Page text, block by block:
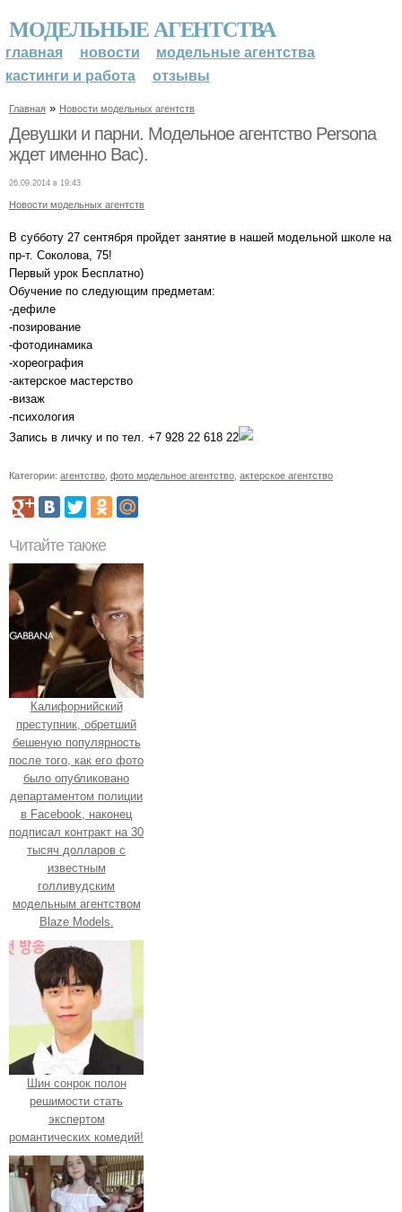
МОДЕЛЬНЫЕ АГЕНТСТВА
главная новости
модельные агентства
кастинги и работа
отзывы
Главная » Новости модельных агентств
Девушки и парни. Модельное агентство Persona
ждет именно Вас).
26.09.2014 в 19:43
Новости модельных агентств
В субботу 27 сентября пройдет занятие в нашей модельной школе на
пр-т. Соколова, 75!
Первый урок Бесплатно)
Обучение по следующим предметам:
-дефиле
-позирование
-фотодинамика
-хореография
-актерское мастерство
-визаж
-психология
Запись в личку и по тел. +7 928 22 618 22
Категории: агентство фото модельное агентство актерское агентство
Читайте также
Калифорнийский
преступник, обретший
бешеную популярность
после того, как его фото
было опубликовано
департаментом полиции
в Facebook, наконец
подписал контракт на 30
тысяч долларов с
известным
голливудским
модельным агентством
Blaze Models.
Шин сонрок полон
решимости стать
экспертом
романтических комедий!